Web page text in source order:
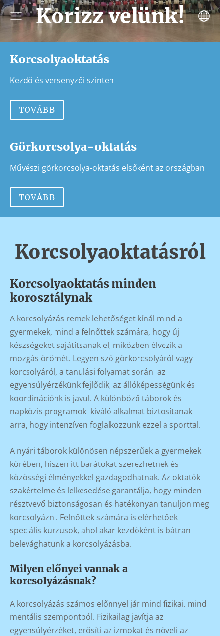
Korizz velünk!
Korcsolyaoktatás
Kezdő és versenyzői szinten
TOVÁBB
Görkorcsolya-oktatás
Művészi görkorcsolya-oktatás elsőként az országban
TOVÁBB
Korcsolyaoktatásról
Korcsolyaoktatás minden
korosztálynak
A korcsolyázás remek lehetőséget kínál mind a
gyermekek, mind a felnőttek számára, hogy új
készségeket sajátítsanak el, miközben élvezik a
mozgás örömét. Legyen szó görkorcsolyáról vagy
korcsolyáról, a tanulási folyamat során az
egyensúlyérzékünk fejlődik, az állóképességünk és
koordinációnk is javul. A különböző táborok és
napközis programok kiváló alkalmat biztosítanak
arra, hogy intenzíven foglalkozzunk ezzel a sporttal.
A nyári táborok különösen népszerűek a gyermekek
körében, hiszen itt barátokat szerezhetnek és
közösségi élményekkel gazdagodhatnak. Az oktatók
szakértelme és lelkesedése garantálja, hogy minden
résztvevő biztonságosan és hatékonyan tanuljon meg
korcsolyázni. Felnőttek számára is elérhetőek
speciális kurzusok, ahol akár kezdőként is bátran
belevághatunk a korcsolyázásba.
Milyen előnyei vannak a
korcsolyázásnak?
A korcsolyázás számos előnnyel jár mind fizikai, mind
mentális szempontból. Fizikailag javítja az
egyensúlyérzéket, erősíti az izmokat és növeli az